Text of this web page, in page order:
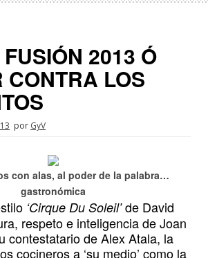
2013 Ó
CONTRA LOS
por GyV
con alas, al poder de la palabra…
gastronómica
‘Cirque Du Soleil’de David
respeto e inteligencia de Joan
contestatario de Alex Atala, la
cocineros a ‘su medio’ como la